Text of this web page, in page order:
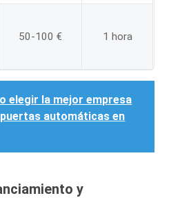
50-100 € 1 hora
elegir la mejor empresa
automáticas en
y